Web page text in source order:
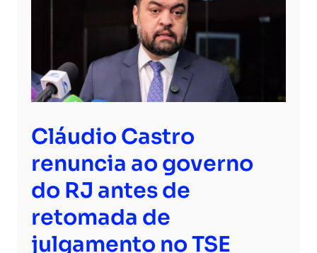
Cláudio Castro
renuncia ao governo
do RJ antes de
retomada de
julgamento no TSE